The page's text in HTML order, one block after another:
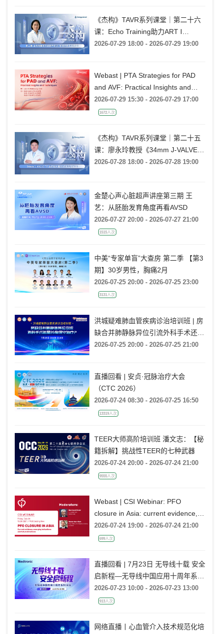
《杰构》TAVR系列课堂｜第二十六
课：Echo Training助力ART I
Rebecca T. Hahn教授《第二期-主动
2026-07-29 18:00 - 2026-07-29 19:00
Webast | PTA Strategies for PAD
and AVF: Practical Insights and
Techniques
2026-07-29 15:30 - 2026-07-29 17:00
1672人次
《杰构》TAVR系列课堂｜第二十五
课：廖永玲教授《34mm J-VALVE
TF 治疗超大瓣环AR的实战经验》
2026-07-28 18:00 - 2026-07-28 19:00
金楚心声心脏超声讲座第三期 王
艺：从胚胎发育角度再看AVSD
2026-07-27 20:00 - 2026-07-27 21:00
1515人次
中美“专家单盲”大查房 第二季 【第3
期】30岁男性，胸痛2月
2026-07-25 20:00 - 2026-07-25 23:00
3131人次
洪城疑难肺血管疾病诊治培训班 | 房
缺合并肺静脉异位引流外科手术还是
药物保守治疗?
2026-07-25 20:00 - 2026-07-25 21:00
直播回看 | 安贞·冠脉治疗大会
（CTC 2026）
2026-07-24 08:30 - 2026-07-25 16:50
13319人次
TEER大师高阶培训班 潘文志：【秘
籍拆解】挑战性TEER的七种武器
2026-07-24 20:00 - 2026-07-24 21:00
9555人次
Webast | CSI Webinar: PFO
closure in Asia: current evidence,
emerging indications and future
directions
2026-07-24 19:00 - 2026-07-24 21:00
699人次
直播回看 | 7月23日 无导线十载 安全
启新程—无导线中国应用十周年系列
活动
2026-07-23 10:00 - 2026-07-23 13:00
913人次
网络直播丨心血管介入技术规范化培